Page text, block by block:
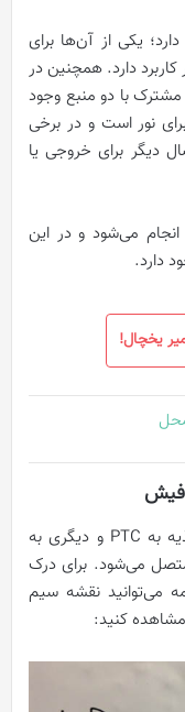
یکی از آن‌ها برای
دارد. همچنین در
با دو منبع وجود
نور است و در برخی
دیگر برای خروجی یا
می‌شود و در این
دارد.
یخچال!
فیش
در ترموستات‌های سه فیش، یک سیم تغذیه به PTC و دیگری به
می‌شود. برای درک
می‌توانید نقشه سیم
کنید: